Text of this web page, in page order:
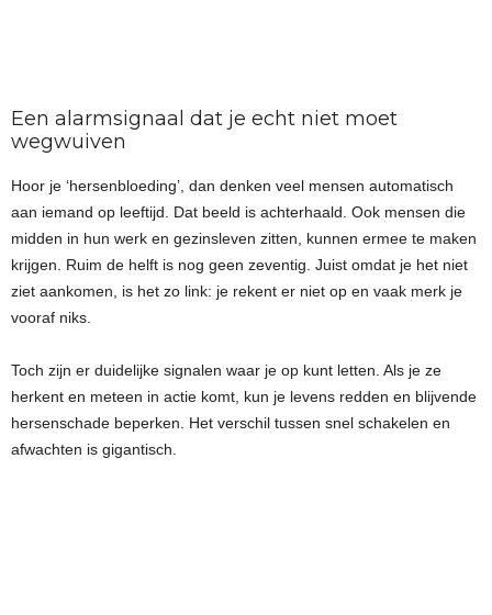
Een alarmsignaal dat je echt niet moet
wegwuiven
Hoor je ‘hersenbloeding’, dan denken veel mensen automatisch
aan iemand op leeftijd. Dat beeld is achterhaald. Ook mensen die
midden in hun werk en gezinsleven zitten, kunnen ermee te maken
krijgen. Ruim de helft is nog geen zeventig. Juist omdat je het niet
ziet aankomen, is het zo link: je rekent er niet op en vaak merk je
vooraf niks.
Toch zijn er duidelijke signalen waar je op kunt letten. Als je ze
herkent en meteen in actie komt, kun je levens redden en blijvende
hersenschade beperken. Het verschil tussen snel schakelen en
afwachten is gigantisch.